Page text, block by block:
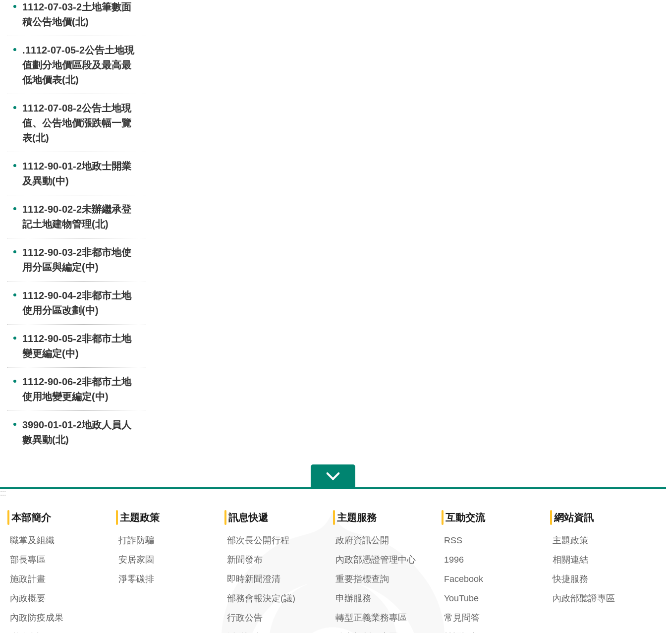
1112-07-03-2土地筆數面
積公告地價(北)
.1112-07-05-2公告土地現
值劃分地價區段及最高最
低地價表(北)
1112-07-08-2公告土地現
值、公告地價漲跌幅一覽
表(北)
1112-90-01-2地政士開業
及異動(中)
1112-90-02-2未辦繼承登
記土地建物管理(北)
1112-90-03-2非都市地使
用分區與編定(中)
1112-90-04-2非都市土地
使用分區改劃(中)
1112-90-05-2非都市土地
變更編定(中)
1112-90-06-2非都市土地
使用地變更編定(中)
3990-01-01-2地政人員人
數異動(北)
:::
本部簡介
職掌及組織
部長專區
施政計畫
內政概要
內政防疫成果
主題政策
打詐防騙
安居家園
淨零碳排
訊息快遞
部次長公開行程
新聞發布
即時新聞澄清
部務會報決定(議)
行政公告
主題服務
政府資訊公開
內政部憑證管理中心
重要指標查詢
申辦服務
轉型正義業務專區
互動交流
RSS
1996
Facebook
YouTube
常見問答
網站資訊
主題政策
相關連結
快捷服務
內政部聽證專區